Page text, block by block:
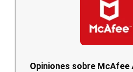
Opiniones sobre McAfee